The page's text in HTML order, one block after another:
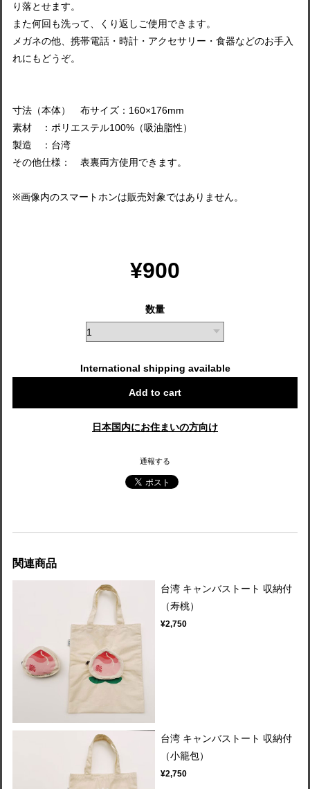
り落とせます。
また何回も洗って、くり返しご使用できます。
メガネの他、携帯電話・時計・アクセサリー・食器などのお手入
れにもどうぞ。
寸法（本体） 布サイズ：160×176mm
素材 ：ポリエステル100%（吸油脂性）
製造 ：台湾
その他仕様： 表裏両方使用できます。
※画像内のスマートホンは販売対象ではありません。
¥900
数量
International shipping available
Add to cart
日本国内にお住まいの方向け
通報する
関連商品
台湾 キャンバストート 収納付
（寿桃）
¥2,750
台湾 キャンバストート 収納付
（小籠包）
¥2,750